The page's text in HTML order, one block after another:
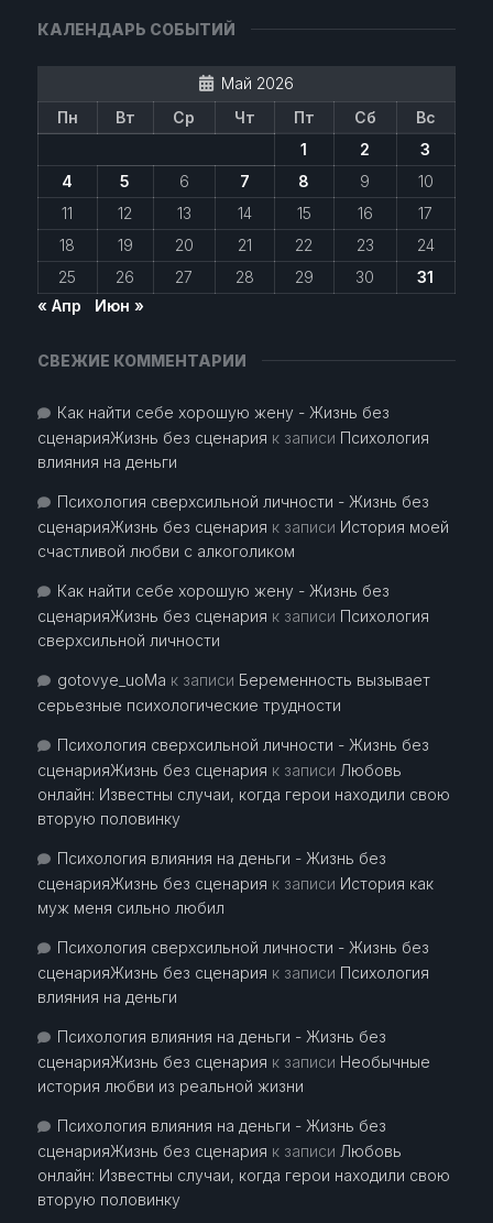
КАЛЕНДАРЬ СОБЫТИЙ
Май 2026
Пн
Вт Ср Чт Пт Сб
Вс
1
2
3
4
5 6 7 8 9
10
11
12 13 14 15 16
17
18
19 20 21 22 23
24
25
26 27 28 29 30
31
« Апр
Июн »
СВЕЖИЕ КОММЕНТАРИИ
Как найти себе хорошую жену - Жизнь без
сценарияЖизнь без сценария к записи Психология
влияния на деньги
Психология сверхсильной личности - Жизнь без
сценарияЖизнь без сценария к записи История моей
счастливой любви с алкоголиком
Как найти себе хорошую жену - Жизнь без
сценарияЖизнь без сценария к записи Психология
сверхсильной личности
gotovye_uoMa к записи Беременность вызывает
серьезные психологические трудности
Психология сверхсильной личности - Жизнь без
сценарияЖизнь без сценария к записи Любовь
онлайн: Известны случаи, когда герои находили свою
вторую половинку
Психология влияния на деньги - Жизнь без
сценарияЖизнь без сценария к записи История как
муж меня сильно любил
Психология сверхсильной личности - Жизнь без
сценарияЖизнь без сценария к записи Психология
влияния на деньги
Психология влияния на деньги - Жизнь без
сценарияЖизнь без сценария к записи Необычные
история любви из реальной жизни
Психология влияния на деньги - Жизнь без
сценарияЖизнь без сценария к записи Любовь
онлайн: Известны случаи, когда герои находили свою
вторую половинку